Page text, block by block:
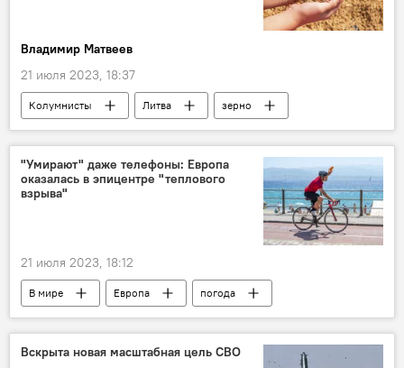
Владимир Матвеев
21 июля 2023, 18:37
Колумнисты Литва
зерно
Россия
Киев
Украина
Польша
Санкции против России на фоне ситуации на Украине
"Умирают" даже телефоны: Европа
оказалась в эпицентре "теплового
взрыва"
21 июля 2023, 18:12
В мире Европа
погода
жара
Общество
климат
Вскрыта новая масштабная цель СВО